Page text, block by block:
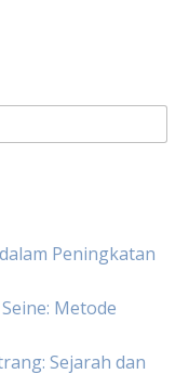
Peningkatan
Metode
Sejarah dan